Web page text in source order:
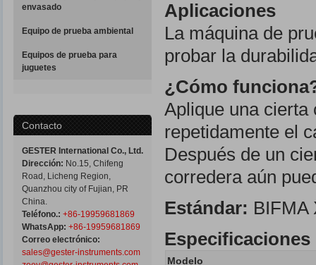
envasado
Equipo de prueba ambiental
Equipos de prueba para
juguetes
Contacto
GESTER International Co., Ltd.
Dirección: No.15, Chifeng
Road, Licheng Region,
Quanzhou city of Fujian, PR
China.
Teléfono.: +86-19959681869
WhatsApp: +86-19959681869
Correo electrónico:
sales@gester-instruments.com
Aplicaciones
La máquina de
probar la
¿Cómo
Aplique una cierta
repetidamente el
Después de un
corredera aún
Estándar: BIFMA
Modelo